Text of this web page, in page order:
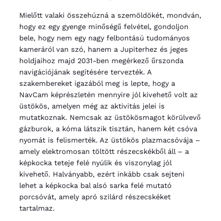
Mielőtt valaki összehúzná a szemöldökét, mondván,
hogy ez egy gyenge minőségű felvétel, gondoljon
bele, hogy nem egy nagy felbontású tudományos
kameráról van szó, hanem a Jupiterhez és jeges
holdjaihoz majd 2031-ben megérkező űrszonda
navigációjának segítésére tervezték. A
szakembereket igazából meg is lepte, hogy a
NavCam képrészletén mennyire jól kivehető volt az
üstökös, amelyen még az aktivitás jelei is
mutatkoznak. Nemcsak az üstökösmagot körülvevő
gázburok, a kóma látszik tisztán, hanem két csóva
nyomát is felismerték. Az üstökös plazmacsóvája –
amely elektromosan töltött részecskékből áll – a
képkocka teteje felé nyúlik és viszonylag jól
kivehető. Halványabb, ezért inkább csak sejteni
lehet a képkocka bal alsó sarka felé mutató
porcsóvát, amely apró szilárd részecskéket
tartalmaz.